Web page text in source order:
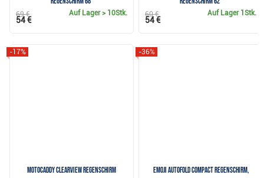
Auf Lager> 10Stk.
69 €
54 €
Auf Lager 1Stk.
60 €
54 €
Motocaddy Clearview Regenschirm
-17%
Emoji AutoFold Compact Regenschirm,
-36%